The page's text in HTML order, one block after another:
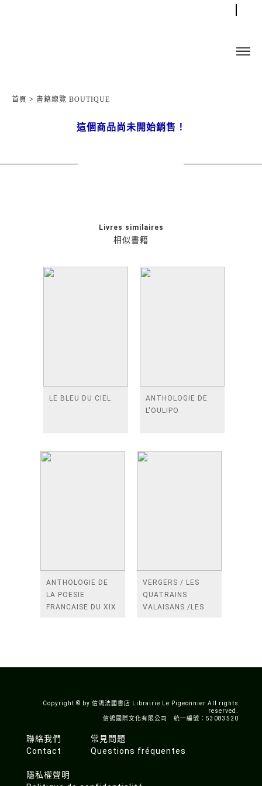
首頁 > 書籍總覽 BOUTIQUE
這個商品尚未開始銷售！
相似書籍
Livres similaires
LE BLEU DU CIEL
ANTHOLOGIE DE
L'OULIPO
ANTHOLOGIE DE
LA POESIE
FRANCAISE DU XIX
VERGERS / LES
QUATRAINS
VALAISANS /LES
Copyright © by 信鴿法國書店 Librairie Le Pigeonnier All rights
reserved.
信鴿國際文化有限公司 統一編號：53083520
聯絡我們
Contact
常見問題
Questions fréquentes
隱私權聲明